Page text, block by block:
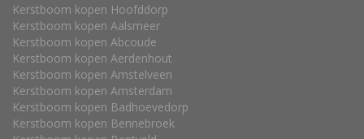
Kerstboom kopen Hoofddorp
Kerstboom kopen Aalsmeer
Kerstboom kopen Abcoude
Kerstboom kopen Aerdenhout
Kerstboom kopen Amstelveen
Kerstboom kopen Amsterdam
Kerstboom kopen Badhoevedorp
Kerstboom kopen Bennebroek